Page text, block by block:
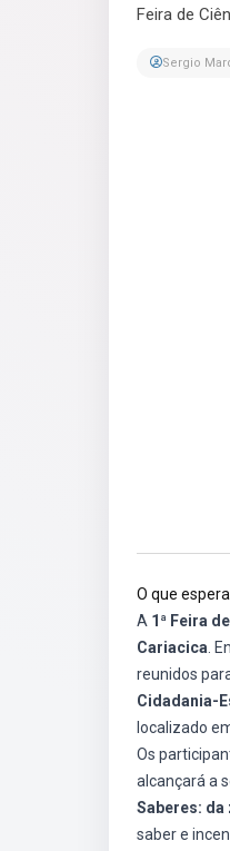
Feira de
Sergio
O que
A 1ª Feira
Cariacica .
reunidos
Cidadania-
localizado
Os
alcançará a
Saberes:
saber e